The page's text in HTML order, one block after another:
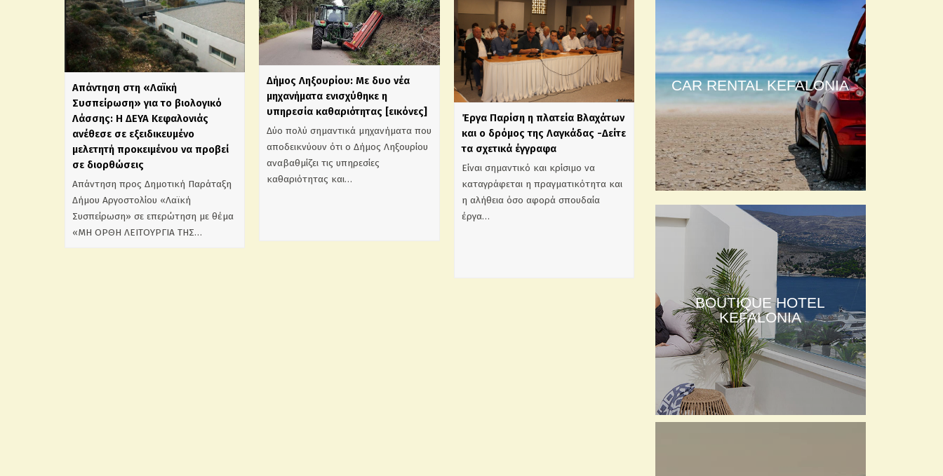
Απάντηση στη «Λαϊκή
Συσπείρωση» για το βιολογικό
Λάσσης: Η ΔΕΥΑ Κεφαλονιάς
ανέθεσε σε εξειδικευμένο
μελετητή προκειμένου να προβεί
σε διορθώσεις
Απάντηση προς Δημοτική Παράταξη
Δήμου Αργοστολίου «Λαϊκή
Συσπείρωση» σε επερώτηση με θέμα
«ΜΗ ΟΡΘΗ ΛΕΙΤΟΥΡΓΙΑ ΤΗΣ…
Δήμος Ληξουρίου: Με δυο νέα
μηχανήματα ενισχύθηκε η
υπηρεσία καθαριότητας [εικόνες]
Δύο πολύ σημαντικά μηχανήματα που
αποδεικνύουν ότι ο Δήμος Ληξουρίου
αναβαθμίζει τις υπηρεσίες
καθαριότητας και…
Έργα Παρίση η πλατεία Βλαχάτων
και ο δρόμος της Λαγκάδας -Δείτε
τα σχετικά έγγραφα
Είναι σημαντικό και κρίσιμο να
καταγράφεται η πραγματικότητα και
η αλήθεια όσο αφορά σπουδαία
έργα…
CAR RENTAL KEFALONIA
BOUTIQUE HOTEL
KEFALONIA